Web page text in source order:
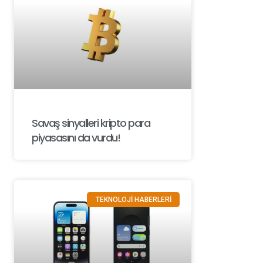
Savaş sinyalleri kripto para
piyasasını da vurdu!
TEKNOLOJİ HABERLERİ